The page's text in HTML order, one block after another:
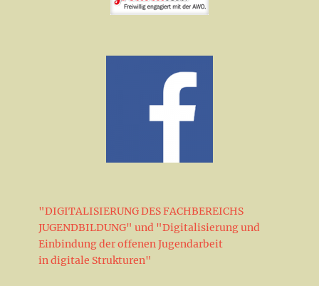
"DIGITALISIERUNG DES FACHBEREICHS
JUGENDBILDUNG" und "Digitalisierung und
Einbindung der offenen Jugendarbeit
in digitale Strukturen"